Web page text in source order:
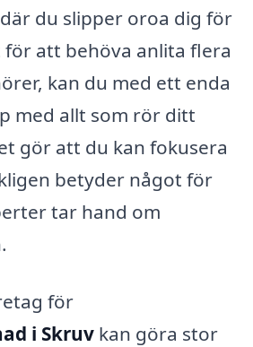
du slipper oroa dig för
att behöva anlita flera
kan du med ett enda
med allt som rör ditt
gör att du kan fokusera
betyder något för
tar hand om
för
i Skruv kan göra stor